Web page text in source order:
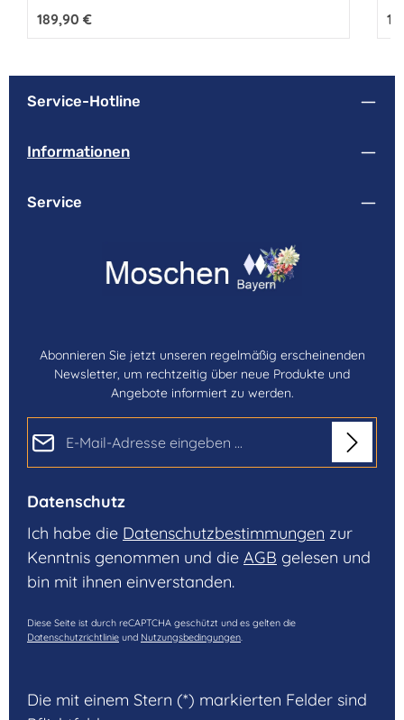
Regulärer Preis:
189,90 €
Service-Hotline
Informationen
Service
Abonnieren Sie jetzt unseren regelmäßig erscheinenden
Newsletter, um rechtzeitig über neue Produkte und
Angebote informiert zu werden.
Datenschutz
Ich habe die Datenschutzbestimmungen zur
Kenntnis genommen und die AGB gelesen und
bin mit ihnen einverstanden.
Diese Seite ist durch reCAPTCHA geschützt und es gelten die
Datenschutzrichtlinie und Nutzungsbedingungen.
Die mit einem Stern (*) markierten Felder sind